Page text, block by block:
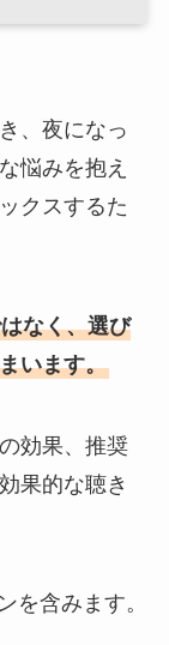
、夜になっ
悩みを抱え
クスするた
なく、選び
います。
効果、推奨
果的な聴き
を含みます。